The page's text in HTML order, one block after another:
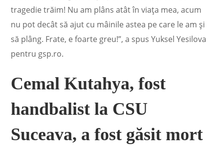
tragedie trăim! Nu am plâns atât în viața mea, acum
nu pot decât să ajut cu mâinile astea pe care le am și
să plâng. Frate, e foarte greu!”, a spus Yuksel Yesilova
pentru gsp.ro.
Cemal Kutahya, fost
handbalist la CSU
Suceava, a fost găsit mort